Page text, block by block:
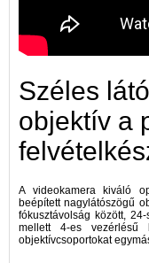
Széles
objektív a
A videokamera kiváló
beépített nagylátószögű
fókusztávolság között,
mellett 4-es vezérlésű
objektívcsoportokat